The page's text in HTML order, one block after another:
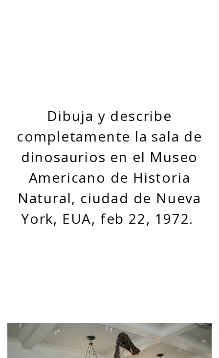
Dibuja y describe
completamente la sala de
dinosaurios en el Museo
Americano de Historia
Natural, ciudad de Nueva
York, EUA, feb 22, 1972.